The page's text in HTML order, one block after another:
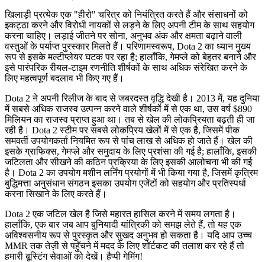
खिलाड़ी प्रत्येक एक "हीरो" चरित्र को नियंत्रित करते हैं और संसाधनों को
इकट्ठा करने और विरोधी नायकों से लड़ने के लिए अपनी टीम के साथ सहयोग
करना चाहिए। लड़ाई जीतने पर सोना, अनुभव अंक और क्षमता बढ़ाने वाली
वस्तुओं के पर्याप्त पुरस्कार मिलते हैं। परिणामस्वरूप, Dota 2 का ध्यान मुख्य
रूप से इसके मल्टीप्लेयर घटक पर रहा है; हालाँकि, गेमप्ले को बेहतर बनाने और
इसे पारंपरिक रीयल-टाइम रणनीति शीर्षकों के साथ अधिक संरेखित करने के
लिए महत्वपूर्ण बदलाव भी किए गए हैं।
Dota 2 ने अपनी रिलीज के बाद से जबरदस्त वृद्धि देखी है। 2013 में, यह दुनिया
में सबसे अधिक राजस्व उत्पन्न करने वाले शीर्षकों में से एक था, उस वर्ष $890
मिलियन का राजस्व प्राप्त हुआ था। तब से खेल की लोकप्रियता बढ़ती ही जा
रही है। Dota 2 स्टीम पर सबसे लोकप्रिय खेलों में से एक है, जिसमें पीक
समवर्ती उपयोगकर्ता नियमित रूप से पांच लाख से अधिक हो जाते हैं। खेल की
इसके ग्राफिक्स, गेमप्ले और समुदाय के लिए प्रशंसा की गई है; हालाँकि, इसकी
जटिलता और सीखने की कठिन प्रक्रिया के लिए इसकी आलोचना भी की गई
है। Dota 2 का उपयोग मशीन लर्निंग प्रयोगों में भी किया गया है, जिसमें कृत्रिम
बुद्धिमत्ता अनुसंधान संगठन इसका उपयोग एजेंटों को सहयोग और प्रतिस्पर्धा
करना सिखाने के लिए करते हैं।
Dota 2 एक जटिल खेल है जिसे महारत हासिल करने में समय लगता है।
हालाँकि, एक बार जब आप बुनियादी यांत्रिकी को समझ लेते हैं, तो यह एक
अविश्वसनीय रूप से पुरस्कृत और सुखद अनुभव हो सकता है। यदि आप उच्च
MMR तक तेज़ी से पहुँचने में मदद के लिए शॉर्टकट की तलाश कर रहे हैं तो
हमारी बूस्टिंग सेवाओं को देखें। हैप्पी गेमिंग!